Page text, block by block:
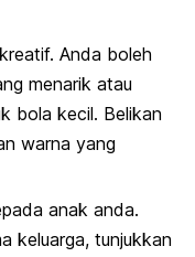
Anda boleh
menarik atau
bola kecil. Belikan
warna yang
anak anda.
keluarga, tunjukkan